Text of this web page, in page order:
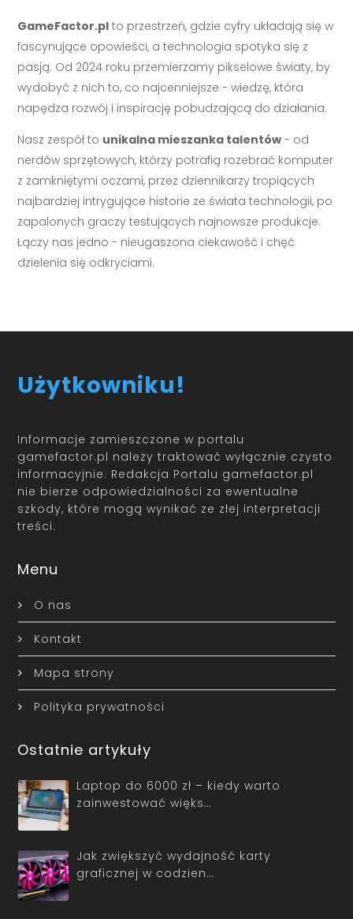
GameFactor.pl to przestrzeń, gdzie cyfry układają się w
fascynujące opowieści, a technologia spotyka się z
pasją. Od 2024 roku przemierzamy pikselowe światy, by
wydobyć z nich to, co najcenniejsze - wiedzę, która
napędza rozwój i inspirację pobudzającą do działania.
Nasz zespół to unikalna mieszanka talentów - od
nerdów sprzętowych, którzy potrafią rozebrać komputer
z zamkniętymi oczami, przez dziennikarzy tropiących
najbardziej intrygujące historie ze świata technologii, po
zapalonych graczy testujących najnowsze produkcje.
Łączy nas jedno - nieugaszona ciekawość i chęć
dzielenia się odkryciami.
Użytkowniku!
Informacje zamieszczone w portalu
gamefactor.pl należy traktować wyłącznie czysto
informacyjnie. Redakcja Portalu gamefactor.pl
nie bierze odpowiedzialności za ewentualne
szkody, które mogą wynikać ze złej interpretacji
treści.
Menu
O nas
Kontakt
Mapa strony
Polityka prywatności
Ostatnie artykuły
Laptop do 6000 zł – kiedy warto
zainwestować więks…
Jak zwiększyć wydajność karty
graficznej w codzien…